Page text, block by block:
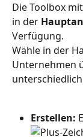
Die Toolbox
in der
Verfügung.
Wähle in der
Unternehmen
Erstellen: